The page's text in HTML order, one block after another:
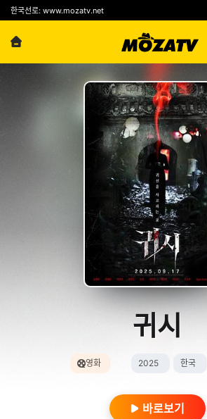
한국선로: www.mozatv.net
전체보기
귀시
영화 2025 한국
바로보기